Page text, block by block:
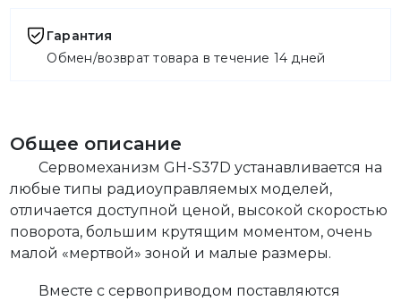
Гарантия
Обмен/возврат товара в течение 14 дней
Общее описание
Сервомеханизм GH-S37D устанавливается на
любые типы радиоуправляемых моделей,
отличается доступной ценой, высокой скоростью
поворота, большим крутящим моментом, очень
малой «мертвой» зоной и малые размеры.
Вместе с сервоприводом поставляются